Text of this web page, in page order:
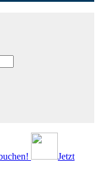
Jetzt